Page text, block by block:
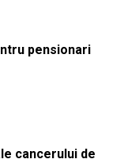
pensionari
cancerului de